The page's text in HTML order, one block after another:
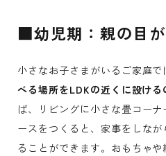
■幼児期：親の目
小さなお子さまがいるご家庭で
べる場所をLDKの近くに設ける
ば、リビングに小さな畳コー
ースをつくると、家事をしな
ることができます。おもちゃ